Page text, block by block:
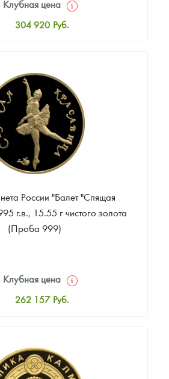
Клубная цена
304 920 Руб.
Цена выкупа
Звоните
России "Балет "Спящая
г.в., 15.55 г чистого золота
(Проба 999)
Клубная цена
262 157 Руб.
Цена выкупа
Звоните